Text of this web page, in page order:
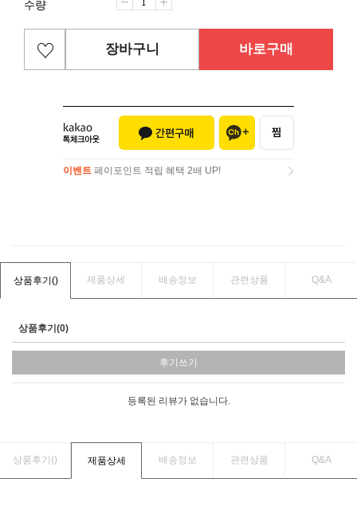
수량
장바구니 바로구매
이벤트 페이포인트 적립 혜택 2배 UP!
상품후기() 제품상세 배송정보 관련상품 Q&A
상품후기(0)
후기쓰기
등록된 리뷰가 없습니다.
상품후기() 제품상세 배송정보 관련상품 Q&A